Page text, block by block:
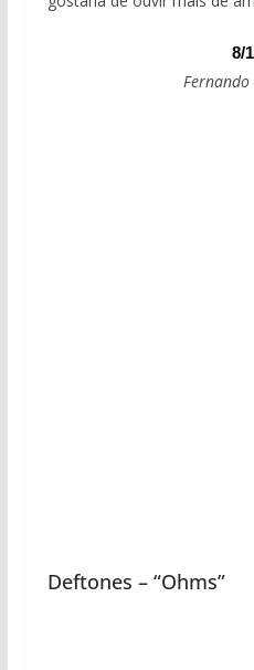
8/
Deftones – “Ohms”